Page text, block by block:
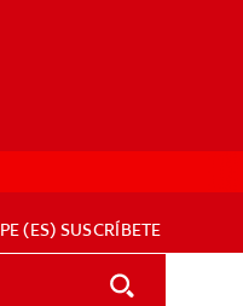
PE (ES) SUSCRÍBETE